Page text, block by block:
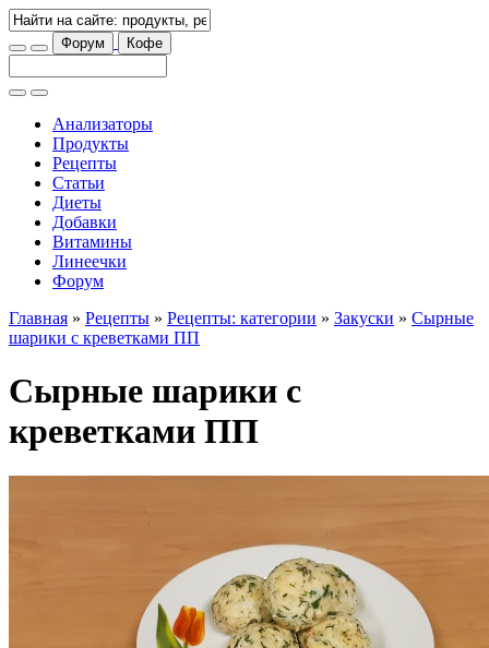
Форум Кофе
Анализаторы
Продукты
Рецепты
Статьи
Диеты
Добавки
Витамины
Линеечки
Форум
Главная » Рецепты » Рецепты: категории » Закуски » Сырные
шарики с креветками ПП
Сырные шарики с
креветками ПП